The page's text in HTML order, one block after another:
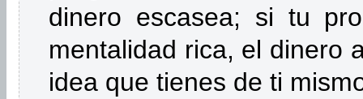
dinero escasea; si tu
mentalidad rica, el dinero
idea que tienes de ti